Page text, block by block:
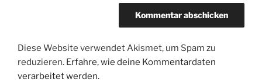
Diese Website verwendet Akismet, um Spam zu
reduzieren. Erfahre, wie deine Kommentardaten
verarbeitet werden.